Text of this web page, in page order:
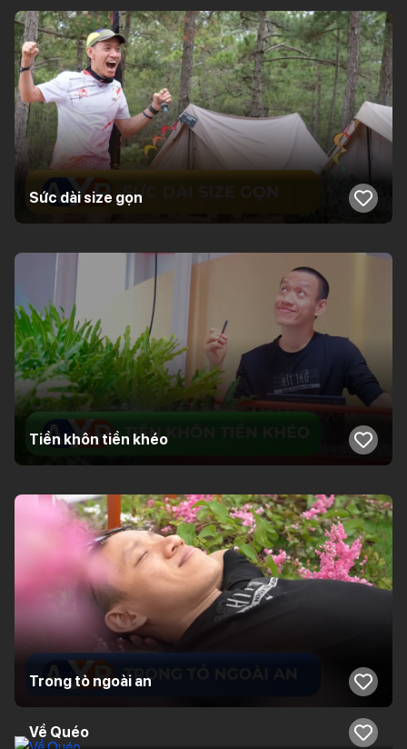
Sức dài size gọn
Tiền khôn tiền khéo
Trong tỏ ngoài an
Về Quéo